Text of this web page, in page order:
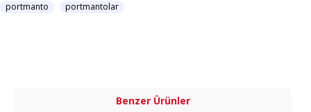
portmanto
portmantolar
Benzer Ürünler